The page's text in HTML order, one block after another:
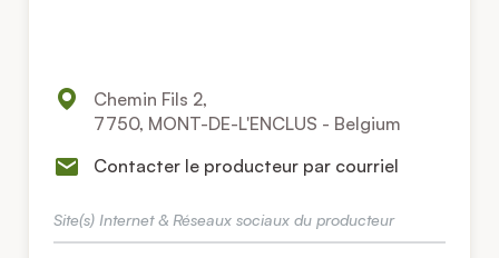
Chemin Fils 2,
7750, MONT-DE-L'ENCLUS - Belgium
Contacter le producteur par courriel
Site(s) Internet & Réseaux sociaux du producteur